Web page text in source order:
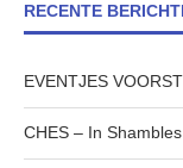
RECENTE
EVENTJES
CHES – In Shambles